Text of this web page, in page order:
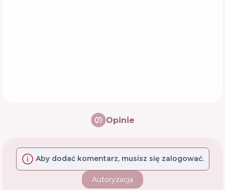
Opinie
Aby dodać komentarz, musisz się zalogować.
Autoryzacja